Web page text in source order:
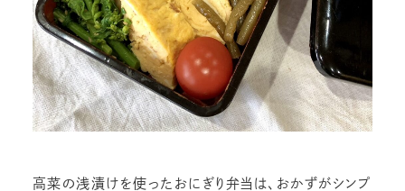
高菜の浅漬けを使ったおにぎり弁当は、おかずがシンプ